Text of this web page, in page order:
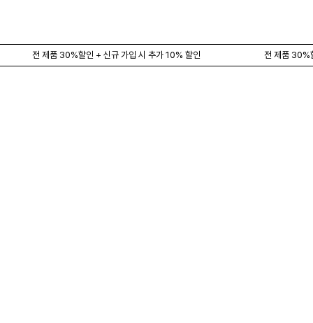
전 제품 30%할인 + 신규 가입 시 추가 10% 할인 전 제품 30%